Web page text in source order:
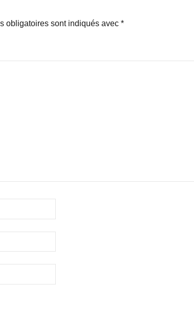
obligatoires sont indiqués avec *